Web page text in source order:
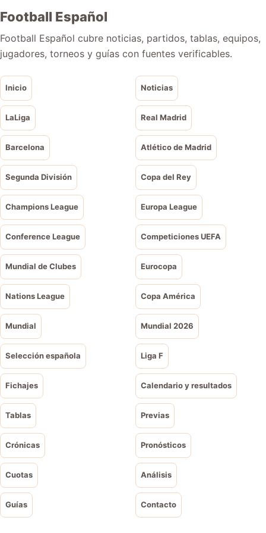
Football Español
Football Español cubre noticias, partidos, tablas, equipos,
jugadores, torneos y guías con fuentes verificables.
Inicio Noticias
LaLiga Real Madrid
Barcelona Atlético de Madrid
Segunda División Copa del Rey
Champions League Europa League
Conference League Competiciones UEFA
Mundial de Clubes Eurocopa
Nations League Copa América
Mundial Mundial 2026
Selección española Liga F
Fichajes Calendario y resultados
Tablas Previas
Crónicas Pronósticos
Cuotas Análisis
Guías Contacto